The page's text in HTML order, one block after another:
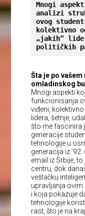
Mnogi
analizi
ovog
kolektivno
„jakih“
političkih
Šta je po
omladinskog
Mnogi aspekti
funkcionisanja
viđeni,
lidera, šetnje,
što me fascinira
generacije
tehnologije u
generacija iz
email iz Srbije,
centru, dok
veštačku
upravljanja ovim
i koja pokazuje
tehnologije
rast, što je na